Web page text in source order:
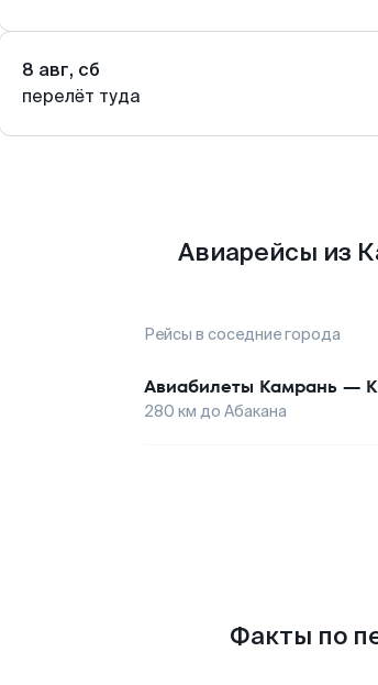
8 авг, сб
перелёт туда
Авиарейсы из
Рейсы в соседние города
Авиабилеты Камрань —
280 км до Абакана
Факты по